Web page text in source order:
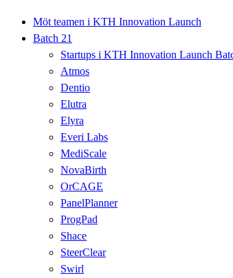
Möt teamen i KTH Innovation Launch
Batch 21
Startups i KTH Innovation Launch
Atmos
Dentio
Elutra
Elyra
Everi Labs
MediScale
NovaBirth
OrCAGE
PanelPlanner
ProgPad
Shace
SteerClear
Swirl